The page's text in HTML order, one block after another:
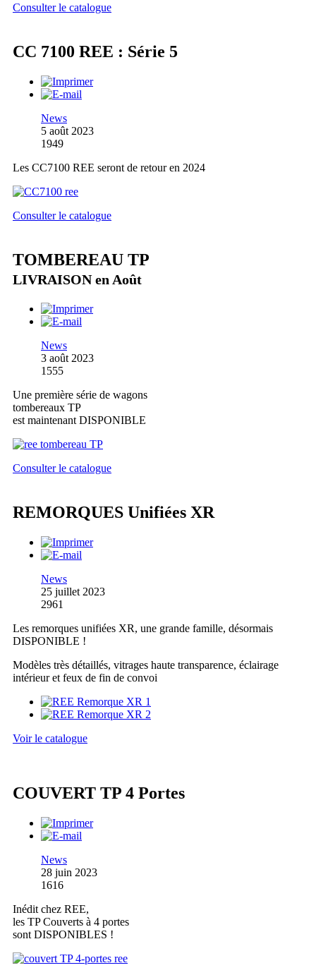
Consulter le catalogue
CC 7100 REE : Série 5
News
5 août 2023
1949
Les CC7100 REE seront de retour en 2024
Consulter le catalogue
TOMBEREAU TP
LIVRAISON en Août
News
3 août 2023
1555
Une première série de wagons
tombereaux TP
est maintenant DISPONIBLE
Consulter le catalogue
REMORQUES Unifiées XR
News
25 juillet 2023
2961
Les remorques unifiées XR, une grande famille, désormais
DISPONIBLE !
Modèles très détaillés, vitrages haute transparence, éclairage
intérieur et feux de fin de convoi
Voir le catalogue
COUVERT TP 4 Portes
News
28 juin 2023
1616
Inédit chez REE,
les TP Couverts à 4 portes
sont DISPONIBLES !